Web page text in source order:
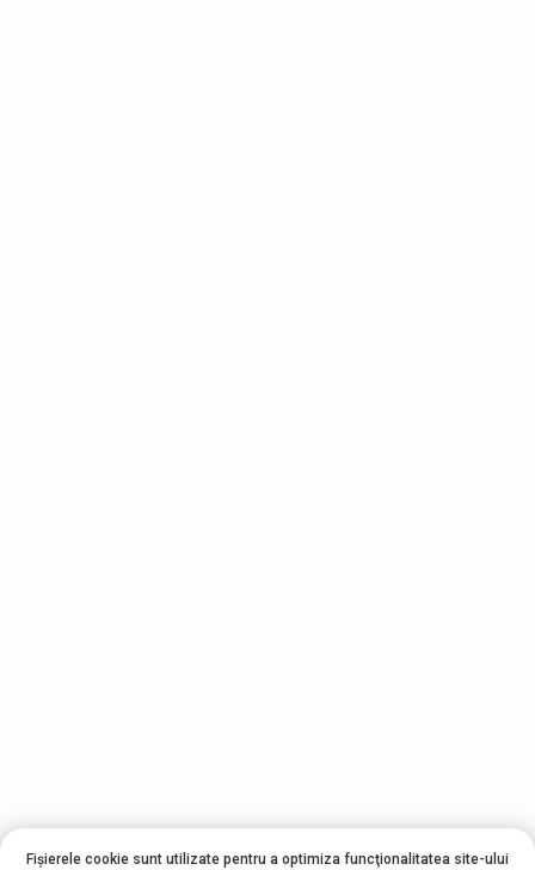
Fișierele cookie sunt utilizate pentru a optimiza funcţionalitatea site-ului